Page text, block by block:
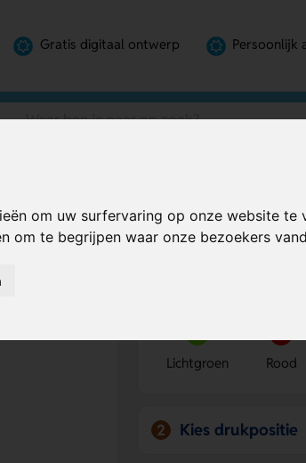
om uw surfervaring op onze website te
om te begrijpen waar onze bezoekers
Gratis digitaal ontwerp Persoonlijk
Bereken mijn
Lichtgroen Rood
2 Kies drukpositie